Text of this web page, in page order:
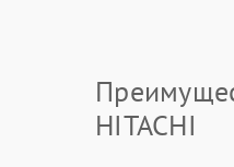
HITACHI